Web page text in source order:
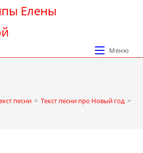
Елены
Меню
песни > Текст песни про Новый год >